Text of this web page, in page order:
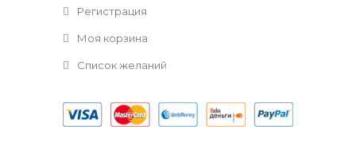
Регистрация
Моя корзина
Список желаний